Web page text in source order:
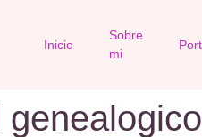
Inicio
Sobre
mi
genealogico